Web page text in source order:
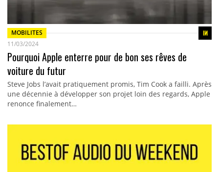
MOBILITES
11/03/2024
Pourquoi Apple enterre pour de bon ses rêves de
voiture du futur
Steve Jobs l’avait pratiquement promis, Tim Cook a failli. Après
une décennie à développer son projet loin des regards, Apple
renonce finalement…